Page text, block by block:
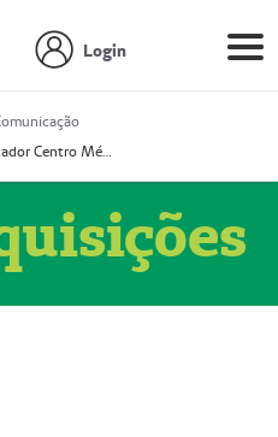
Login
Prestador Centro Médico Vitória Ltda, 51004350-4: Centro Médico Vitória Ltda (Nome Fantasia: Policlínica Master)